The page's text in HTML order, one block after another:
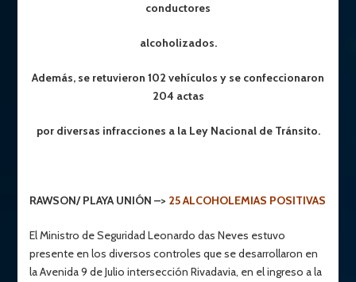
conductores
alcoholizados.
Además, se retuvieron 102 vehículos y se confeccionaron
204 actas
por diversas infracciones a la Ley Nacional de Tránsito.
RAWSON/ PLAYA UNIÓN –> 25 ALCOHOLEMIAS POSITIVAS
El Ministro de Seguridad Leonardo das Neves estuvo
presente en los diversos controles que se desarrollaron en
la Avenida 9 de Julio intersección Rivadavia, en el ingreso a la